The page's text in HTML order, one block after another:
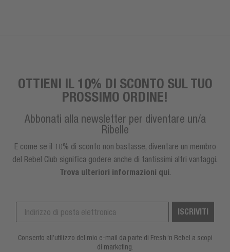
OTTIENI IL 10% DI SCONTO SUL TUO
PROSSIMO ORDINE!
Abbonati alla newsletter per diventare un/a
Ribelle
E come se il 10% di sconto non bastasse, diventare un membro
del Rebel Club significa godere anche di tantissimi altri vantaggi.
Trova ulteriori informazioni qui.
ISCRIVITI
Consento all’utilizzo del mio e-mail da parte di Fresh ‘n Rebel a scopi
di marketing.